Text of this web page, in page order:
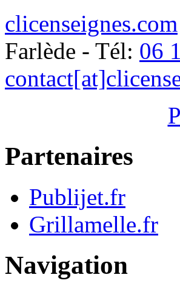
clicenseignes.com
Farlède - Tél: 06
Partenaires
Publijet.fr
Grillamelle.fr
Navigation